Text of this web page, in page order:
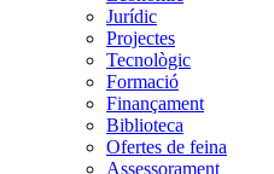
Jurídic
Projectes
Tecnològic
Formació
Finançament
Biblioteca
Ofertes de feina
Assessorament